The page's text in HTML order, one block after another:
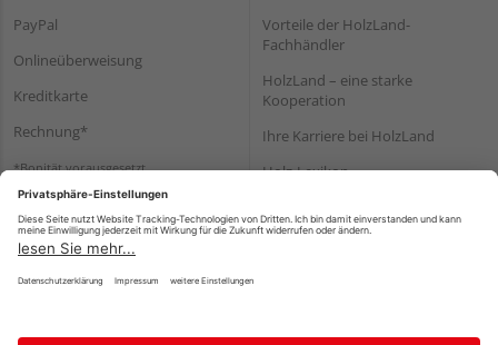
PayPal
Onlineüberweisung
Kreditkarte
Rechnung*
*Bonität vorausgesetzt
Vorteile der HolzLand-
Fachhändler
HolzLand – eine starke
Kooperation
Ihre Karriere bei HolzLand
Holz-Lexikon
Impressum Datenschutz Nutzungsbedingungen